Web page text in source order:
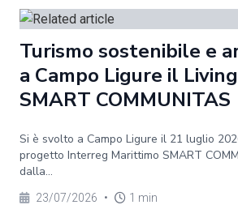
Turismo sostenibile e
a Campo Ligure il
SMART COMMUNITAS
Si è svolto a Campo Ligure il 21 luglio
progetto Interreg Marittimo SMART
dalla...
23/07/2026 • 1 min